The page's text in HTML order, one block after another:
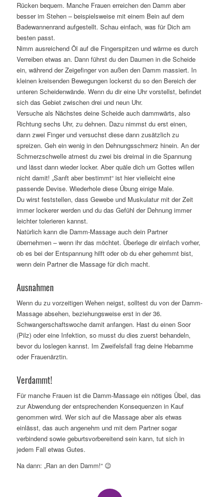
Rücken bequem. Manche Frauen erreichen den Damm aber
besser im Stehen – beispielsweise mit einem Bein auf dem
Badewannenrand aufgestellt. Schau einfach, was für Dich am
besten passt.
Nimm ausreichend Öl auf die Fingerspitzen und wärme es durch
Verreiben etwas an. Dann führst du den Daumen in die Scheide
ein, während der Zeigefinger von außen den Damm massiert. In
kleinen kreisenden Bewegungen lockerst du so den Bereich der
unteren Scheidenwände. Wenn du dir eine Uhr vorstellst, befindet
sich das Gebiet zwischen drei und neun Uhr.
Versuche als Nächstes deine Scheide auch dammwärts, also
Richtung sechs Uhr, zu dehnen. Dazu nimmst du erst einen,
dann zwei Finger und versuchst diese dann zusätzlich zu
spreizen. Geh ein wenig in den Dehnungsschmerz hinein. An der
Schmerzschwelle atmest du zwei bis dreimal in die Spannung
und lässt dann wieder locker. Aber quäle dich um Gottes willen
nicht damit! „Sanft aber bestimmt“ ist hier vielleicht eine
passende Devise. Wiederhole diese Übung einige Male.
Du wirst feststellen, dass Gewebe und Muskulatur mit der Zeit
immer lockerer werden und du das Gefühl der Dehnung immer
leichter tolerieren kannst.
Natürlich kann die Damm-Massage auch dein Partner
übernehmen – wenn ihr das möchtet. Überlege dir einfach vorher,
ob es bei der Entspannung hilft oder ob du eher gehemmt bist,
wenn dein Partner die Massage für dich macht.
Ausnahmen
Wenn du zu vorzeitigen Wehen neigst, solltest du von der Damm-
Massage absehen, beziehungsweise erst in der 36.
Schwangerschaftswoche damit anfangen. Hast du einen Soor
(Pilz) oder eine Infektion, so musst du dies zuerst behandeln,
bevor du loslegen kannst. Im Zweifelsfall frag deine Hebamme
oder Frauenärztin.
Verdammt!
Für manche Frauen ist die Damm-Massage ein nötiges Übel, das
zur Abwendung der entsprechenden Konsequenzen in Kauf
genommen wird. Wer sich auf die Massage aber als etwas
einlässt, das auch angenehm und mit dem Partner sogar
verbindend sowie geburtsvorbereitend sein kann, tut sich in
jedem Fall etwas Gutes.
Na dann: „Ran an den Damm!“ 😉